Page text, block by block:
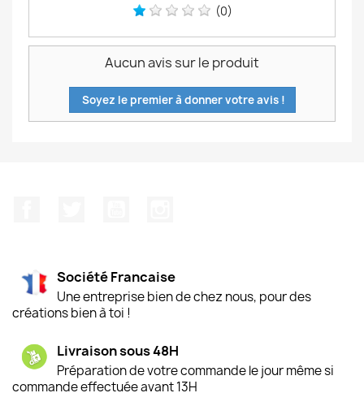
(0)
Aucun avis sur le produit
Soyez le premier à donner votre avis !
Société Francaise
Une entreprise bien de chez nous, pour des
créations bien à toi !
Livraison sous 48H
Préparation de votre commande le jour même si
commande effectuée avant 13H